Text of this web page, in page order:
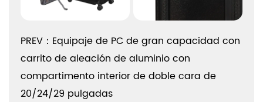
PREV：Equipaje de PC de gran capacidad con
carrito de aleación de aluminio con
compartimento interior de doble cara de
20/24/29 pulgadas